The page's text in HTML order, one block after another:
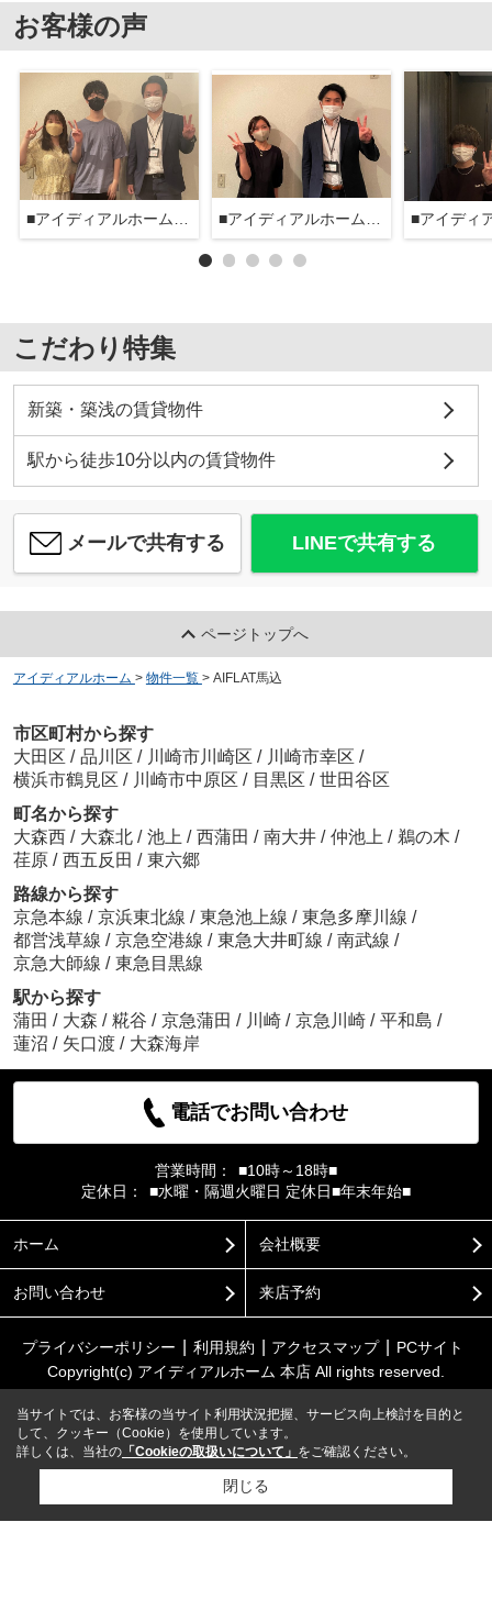
お客様の声
■アイディアルホーム大森本店■ ■アイディアルホーム大森本店■
こだわり特集
新築・築浅の賃貸物件
駅から徒歩10分以内の賃貸物件
メールで共有する LINEで共有する
ページトップへ
アイディアルホーム > 物件一覧 > AIFLAT馬込
市区町村から探す
大田区 / 品川区 / 川崎市川崎区 / 川崎市幸区 /
横浜市鶴見区 / 川崎市中原区 / 目黒区 / 世田谷区
町名から探す
大森西 / 大森北 / 池上 / 西蒲田 / 南大井 / 仲池上 / 鵜の木 /
荏原 / 西五反田 / 東六郷
路線から探す
京急本線 / 京浜東北線 / 東急池上線 / 東急多摩川線 /
都営浅草線 / 京急空港線 / 東急大井町線 / 南武線 /
京急大師線 / 東急目黒線
駅から探す
蒲田 / 大森 / 糀谷 / 京急蒲田 / 川崎 / 京急川崎 / 平和島 /
蓮沼 / 矢口渡 / 大森海岸
電話でお問い合わせ
営業時間：
■10時～18時■
定休日：
■水曜・隔週火曜日 定休日■年末年始■
ホーム 会社概要
お問い合わせ 来店予約
プライバシーポリシー 利用規約 アクセスマップ
PCサイト
Copyright(c) アイディアルホーム 本店 All rights reserved.
当サイトでは、お客様の当サイト利用状況把握、サービス向上検討を目的と
して、クッキー（Cookie）を使用しています。
詳しくは、当社の 「Cookieの取扱いについて」 をご確認ください。
閉じる